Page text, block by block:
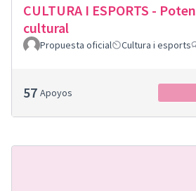
CULTURA I ESPORTS -
cultural
Propuesta oficial Cultura i esports
57 Apoyos